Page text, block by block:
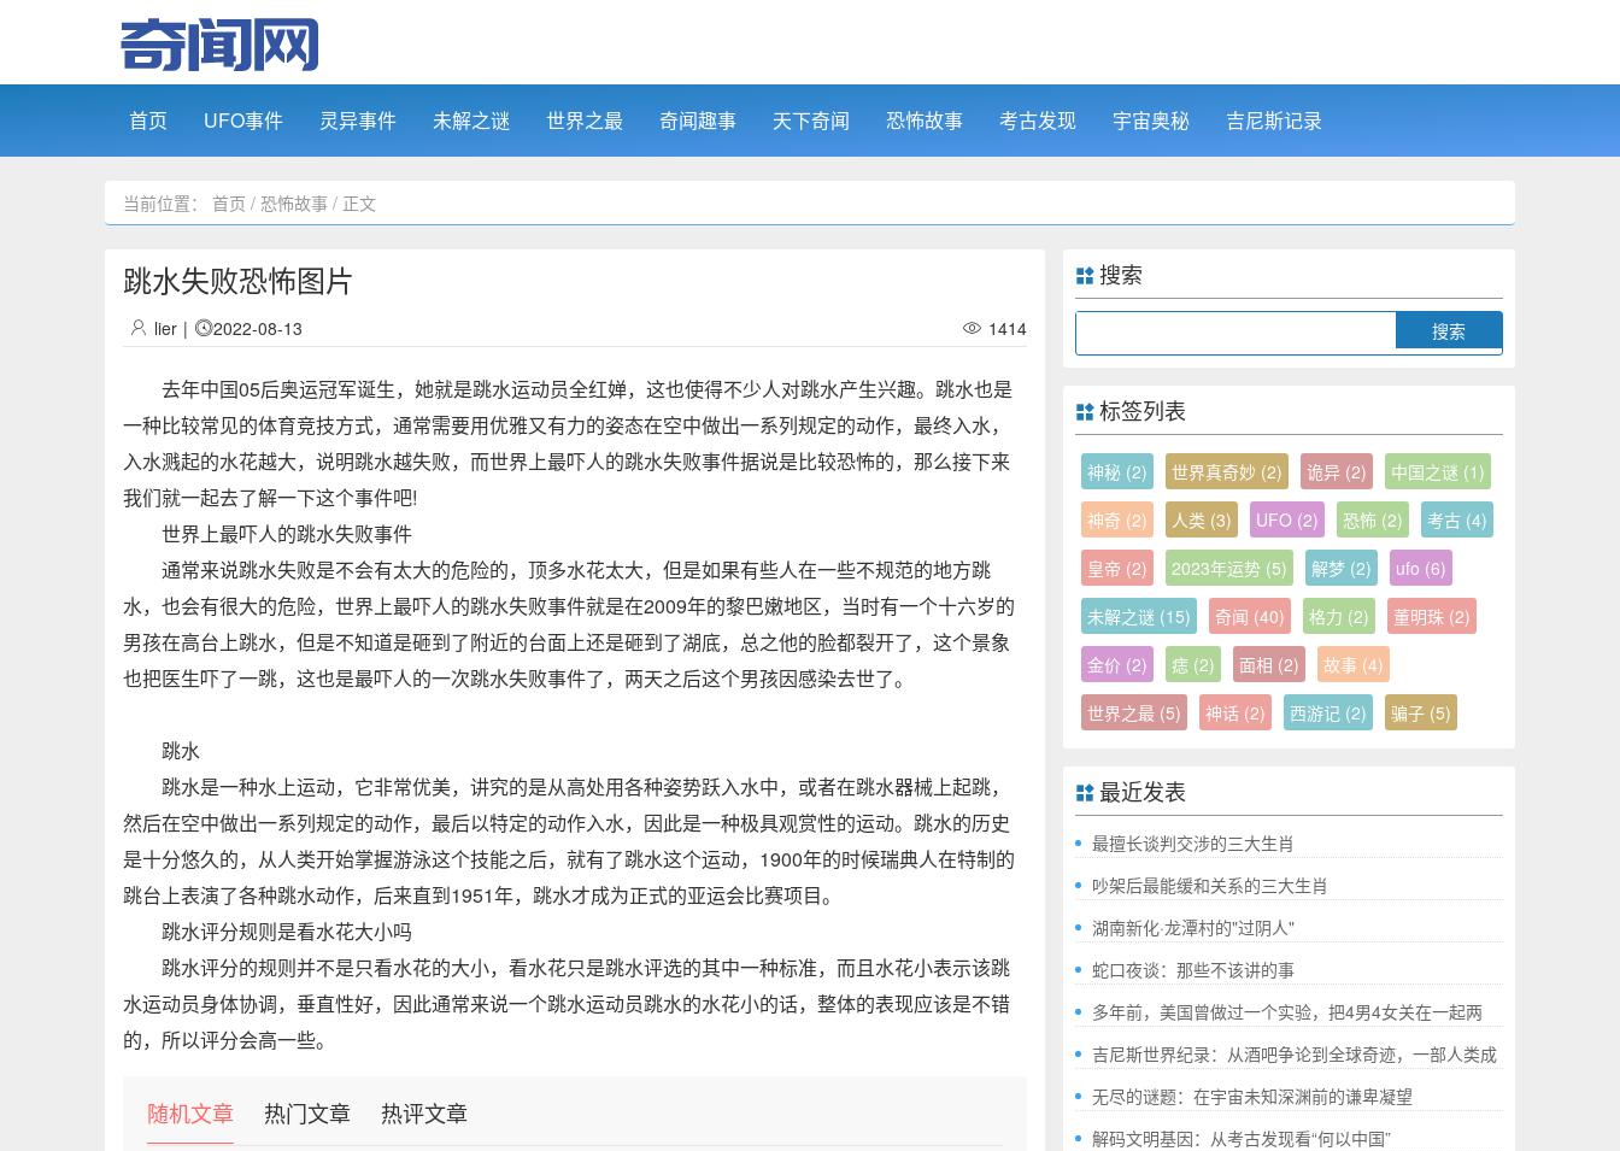
首页 UFO事件 灵异事件 未解之谜 世界之最 奇闻趣事 天下奇闻 恐怖故事 考古发现 宇宙奥秘 吉尼斯记录
当前位置： 首页 / 恐怖故事 / 正文
跳水失败恐怖图片
lier | 2022-08-13 1414
去年中国05后奥运冠军诞生，她就是跳水运动员全红婵，这也使得不少人对跳水产生兴趣。跳水也是
一种比较常见的体育竞技方式，通常需要用优雅又有力的姿态在空中做出一系列规定的动作，最终入水，
入水溅起的水花越大，说明跳水越失败，而世界上最吓人的跳水失败事件据说是比较恐怖的，那么接下来
我们就一起去了解一下这个事件吧!
世界上最吓人的跳水失败事件
通常来说跳水失败是不会有太大的危险的，顶多水花太大，但是如果有些人在一些不规范的地方跳
水，也会有很大的危险，世界上最吓人的跳水失败事件就是在2009年的黎巴嫩地区，当时有一个十六岁的
男孩在高台上跳水，但是不知道是砸到了附近的台面上还是砸到了湖底，总之他的脸都裂开了，这个景象
也把医生吓了一跳，这也是最吓人的一次跳水失败事件了，两天之后这个男孩因感染去世了。
跳水
跳水是一种水上运动，它非常优美，讲究的是从高处用各种姿势跃入水中，或者在跳水器械上起跳，
然后在空中做出一系列规定的动作，最后以特定的动作入水，因此是一种极具观赏性的运动。跳水的历史
是十分悠久的，从人类开始掌握游泳这个技能之后，就有了跳水这个运动，1900年的时候瑞典人在特制的
跳台上表演了各种跳水动作，后来直到1951年，跳水才成为正式的亚运会比赛项目。
跳水评分规则是看水花大小吗
跳水评分的规则并不是只看水花的大小，看水花只是跳水评选的其中一种标准，而且水花小表示该跳
水运动员身体协调，垂直性好，因此通常来说一个跳水运动员跳水的水花小的话，整体的表现应该是不错
的，所以评分会高一些。
随机文章 热门文章 热评文章
搜索
标签列表
神秘 (2) 世界真奇妙 (2) 诡异 (2) 中国之谜 (1)
神奇 (2) 人类 (3) UFO (2) 恐怖 (2) 考古 (4)
皇帝 (2) 2023年运势 (5) 解梦 (2) ufo (6)
未解之谜 (15) 奇闻 (40) 格力 (2) 董明珠 (2)
金价 (2) 痣 (2) 面相 (2) 故事 (4)
世界之最 (5) 神话 (2) 西游记 (2) 骗子 (5)
最近发表
最擅长谈判交涉的三大生肖
吵架后最能缓和关系的三大生肖
湖南新化·龙潭村的"过阴人"
蛇口夜谈：那些不该讲的事
多年前，美国曾做过一个实验，把4男4女关在一起两
年，结果如何?
吉尼斯世界纪录：从酒吧争论到全球奇迹，一部人类成
就的“极限”百科全书
无尽的谜题：在宇宙未知深渊前的谦卑凝望
解码文明基因：从考古发现看“何以中国”